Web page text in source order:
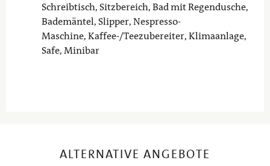
Schreibtisch, Sitzbereich, Bad mit Regendusche,
Bademäntel, Slipper, Nespresso-
Maschine, Kaffee-/Teezubereiter, Klimaanlage,
Safe, Minibar
ALTERNATIVE ANGEBOTE